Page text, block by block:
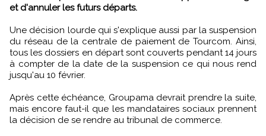
et d'annuler les futurs départs.
Une décision lourde qui s'explique aussi par la suspension
du réseau de la centrale de paiement de Tourcom. Ainsi,
tous les dossiers en départ sont couverts pendant 14 jours
à compter de la date de la suspension ce qui nous rend
jusqu'au 10 février.
Après cette échéance, Groupama devrait prendre la suite,
mais encore faut-il que les mandataires sociaux prennent
la décision de se rendre au tribunal de commerce.